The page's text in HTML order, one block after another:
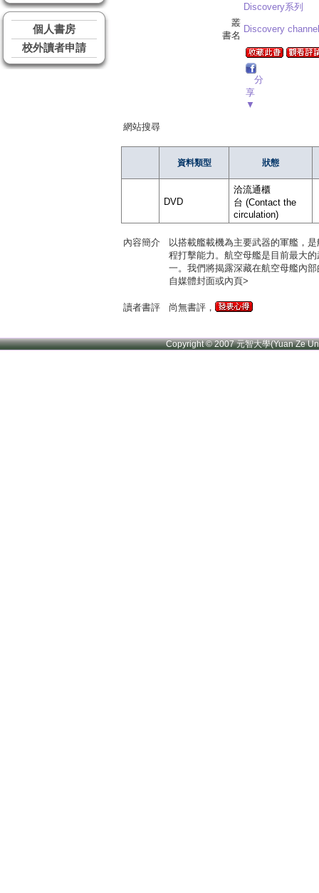
個人書房
校外讀者申請
Discovery系列
叢
書名
Discovery channel
分
享
▼
網站搜尋
資料類型 狀態
DVD
洽流通櫃
台 (Contact the
circulation)
內容簡介
以搭載艦載機為主要武器的軍艦，
程打擊能力。航空母艦是目前最大
一。我們將揭露深藏在航空母艦內
自媒體封面或內頁>
讀者書評 尚無書評，
Copyright © 2007 元智大學(Yuan Ze